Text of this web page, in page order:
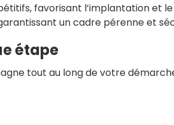
favorisant l’implantation et
un cadre pérenne et
étape
tout au long de votre